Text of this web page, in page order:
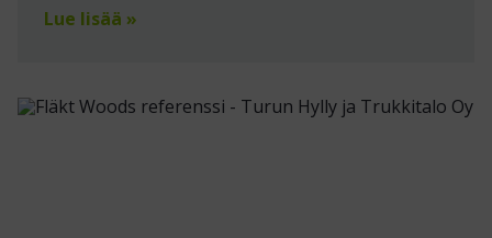
Lue lisää »